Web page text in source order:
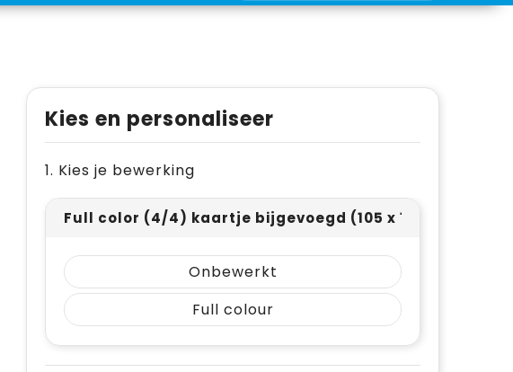
Kies en personaliseer
1. Kies je bewerking
Full color (4/4) kaartje bijgevoegd (105 x 148)
Onbewerkt
Full colour